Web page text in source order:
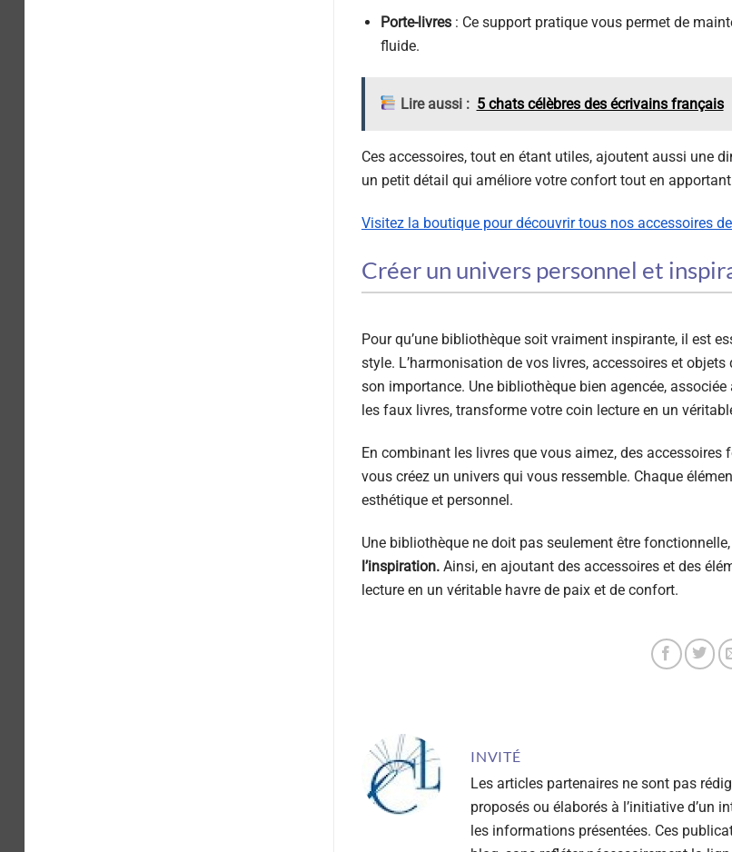
Porte-livres : Ce support pratique vous permet de
fluide.
Lire aussi : 5 chats célèbres des écrivains français
Ces accessoires, tout en étant utiles, ajoutent aussi une
un petit détail qui améliore votre confort tout en
Visitez la boutique pour découvrir tous nos accessoires
Créer un univers personnel et
Pour qu’une bibliothèque soit vraiment inspirante, il est
style. L’harmonisation de vos livres, accessoires et
son importance. Une bibliothèque bien agencée,
les faux livres, transforme votre coin lecture en un
En combinant les livres que vous aimez, des
vous créez un univers qui vous ressemble. Chaque
esthétique et personnel.
Une bibliothèque ne doit pas seulement être
l’inspiration. Ainsi, en ajoutant des accessoires et des
lecture en un véritable havre de paix et de confort.
INVITÉ
Les articles partenaires ne sont pas
proposés ou élaborés à l’initiative d’un
les informations présentées. Ces